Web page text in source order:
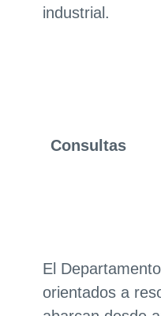
industrial.
Consultas
El
orientados a